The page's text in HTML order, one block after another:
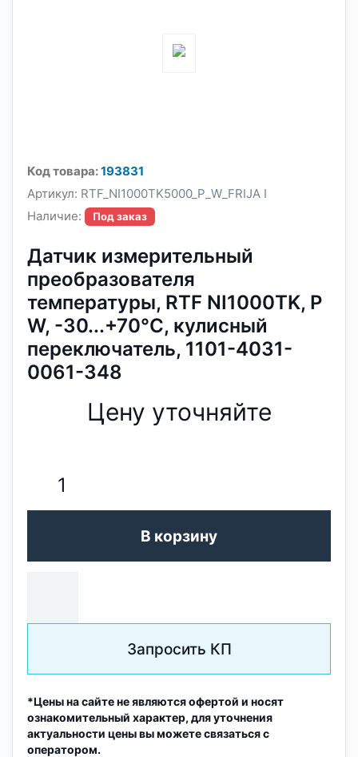
Код товара:193831
Артикул: RTF_NI1000TK5000_P_W_FRIJA I
Наличие:
Под заказ
Датчик измерительный
преобразователя
температуры, RTF NI1000TK, P
W, -30...+70°C, кулисный
переключатель, 1101-4031-
0061-348
Цену уточняйте
В корзину
Запросить КП
*Цены на сайте не являются офертой и носят
ознакомительный характер, для уточнения
актуальности цены вы можете связаться с
оператором.